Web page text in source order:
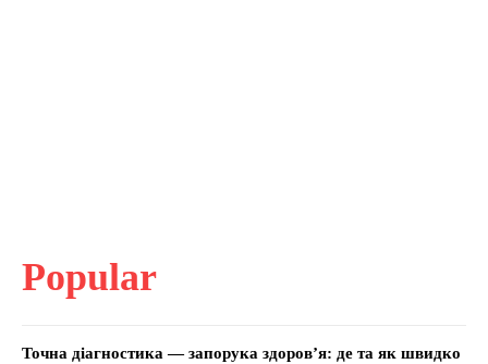
Popular
Точна діагностика — запорука здоров’я: де та як швидко